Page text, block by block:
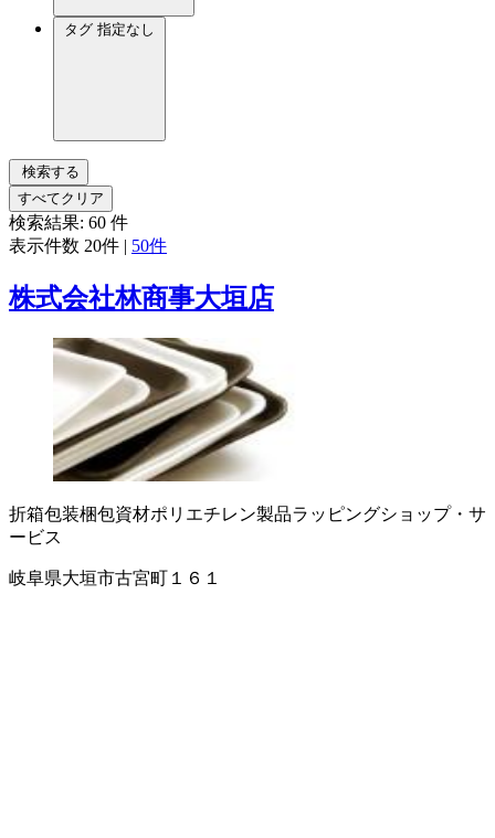
タグ 指定なし
検索する
すべてクリア
検索結果: 60 件
表示件数 20件 | 50件
株式会社林商事大垣店
折箱包装梱包資材ポリエチレン製品ラッピングショップ・サ
ービス
岐阜県大垣市古宮町１６１